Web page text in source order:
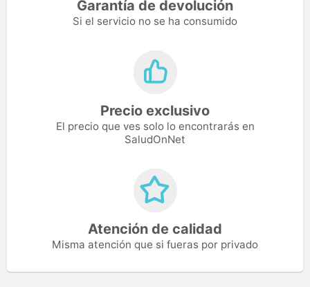
Garantía de devolución
Si el servicio no se ha consumido
Precio exclusivo
El precio que ves solo lo encontrarás en
SaludOnNet
Atención de calidad
Misma atención que si fueras por privado